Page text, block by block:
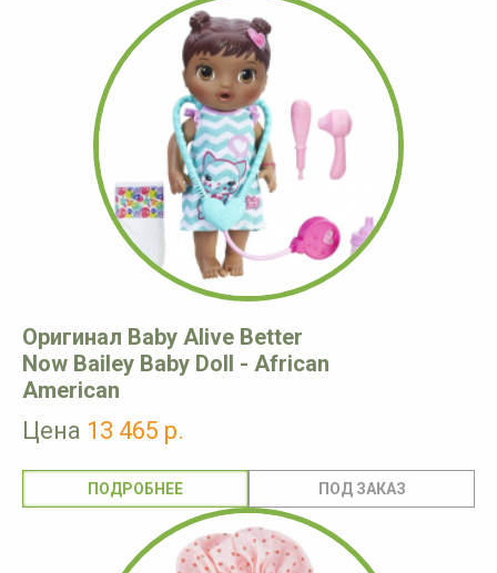
Оригинал Baby Alive Better
Now Bailey Baby Doll - African
American
Цена 13 465 р.
ПОДРОБНЕЕ